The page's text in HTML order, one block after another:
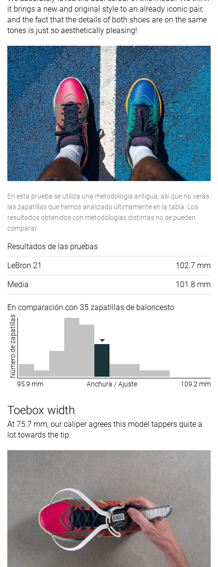
it brings a new and original style to an already iconic pair,
and the fact that the details of both shoes are on the same
tones is just so aesthetically pleasing!
En esta prueba se utiliza una metodología antigua, así que no verás
las zapatillas que hemos analizado últimamente en la tabla. Los
resultados obtenidos con metodologías distintas no se pueden
comparar.
Resultados de las pruebas
LeBron 21 102.7 mm
Media 101.8 mm
En comparación con 35 zapatillas de baloncesto
Número de zapatillas
95.9 mm Anchura / Ajuste 109.2 mm
Toebox width
At 75.7 mm, our caliper agrees this model tappers quite a
lot towards the tip.